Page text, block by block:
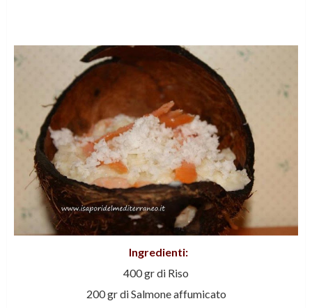
Ingredienti:
400 gr di Riso
200 gr di Salmone affumicato